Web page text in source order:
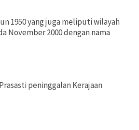
1950 yang juga meliputi wilayah
November 2000 dengan nama
peninggalan Kerajaan